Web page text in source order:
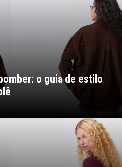
o guia de estilo